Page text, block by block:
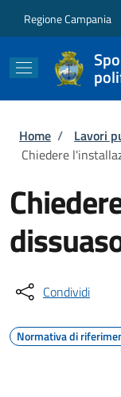
Regione Campania
Briciole
Home / Lavori
Chiedere
Condividi
Normativa di